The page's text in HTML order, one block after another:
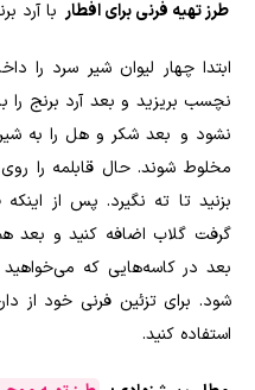
طرز تهیه فرنی برای افطار با آرد
ابتدا چهار لیوان شیر سرد را
نچسب بریزید و بعد آرد برنج را
نشود و بعد شکر و هل را به
مخلوط شوند. حال قابلمه را
بزنید تا ته نگیرد. پس از
گرفت گلاب اضافه کنید و بعد
بعد در کاسه‌هایی که
شود. برای تزئین فرنی خود از
استفاده کنید.